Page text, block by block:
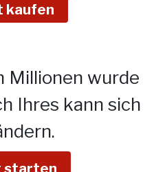
kaufen
Millionen wurde
Ihres kann sich
starten